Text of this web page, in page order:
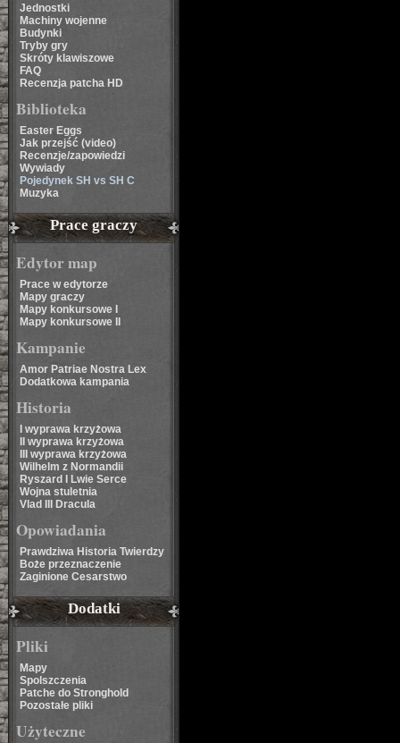
Jednostki
Machiny wojenne
Budynki
Tryby gry
Skróty klawiszowe
FAQ
Recenzja patcha HD
Biblioteka
Easter Eggs
Jak przejść (video)
Recenzje/zapowiedzi
Wywiady
Pojedynek SH vs SH C
Muzyka
Prace graczy
Edytor map
Prace w edytorze
Mapy graczy
Mapy konkursowe I
Mapy konkursowe II
Kampanie
Amor Patriae Nostra Lex
Dodatkowa kampania
Historia
I wyprawa krzyżowa
II wyprawa krzyżowa
III wyprawa krzyżowa
Wilhelm z Normandii
Ryszard I Lwie Serce
Wojna stuletnia
Vlad III Dracula
Opowiadania
Prawdziwa Historia Twierdzy
Boże przeznaczenie
Zaginione Cesarstwo
Dodatki
Pliki
Mapy
Spolszczenia
Patche do Stronghold
Pozostałe pliki
Użyteczne